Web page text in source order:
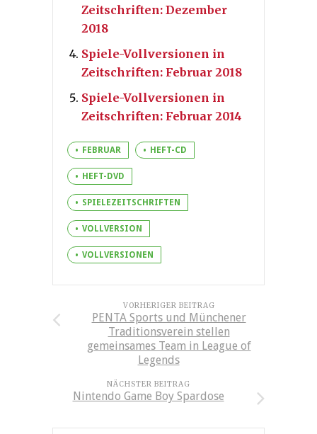
Zeitschriften: Dezember
2018
Spiele-Vollversionen in
Zeitschriften: Februar 2018
Spiele-Vollversionen in
Zeitschriften: Februar 2014
FEBRUAR HEFT-CD
HEFT-DVD
SPIELEZEITSCHRIFTEN
VOLLVERSION
VOLLVERSIONEN
VORHERIGER BEITRAG
PENTA Sports und Münchener
Traditionsverein stellen
gemeinsames Team in League of
Legends
NÄCHSTER BEITRAG
Nintendo Game Boy Spardose